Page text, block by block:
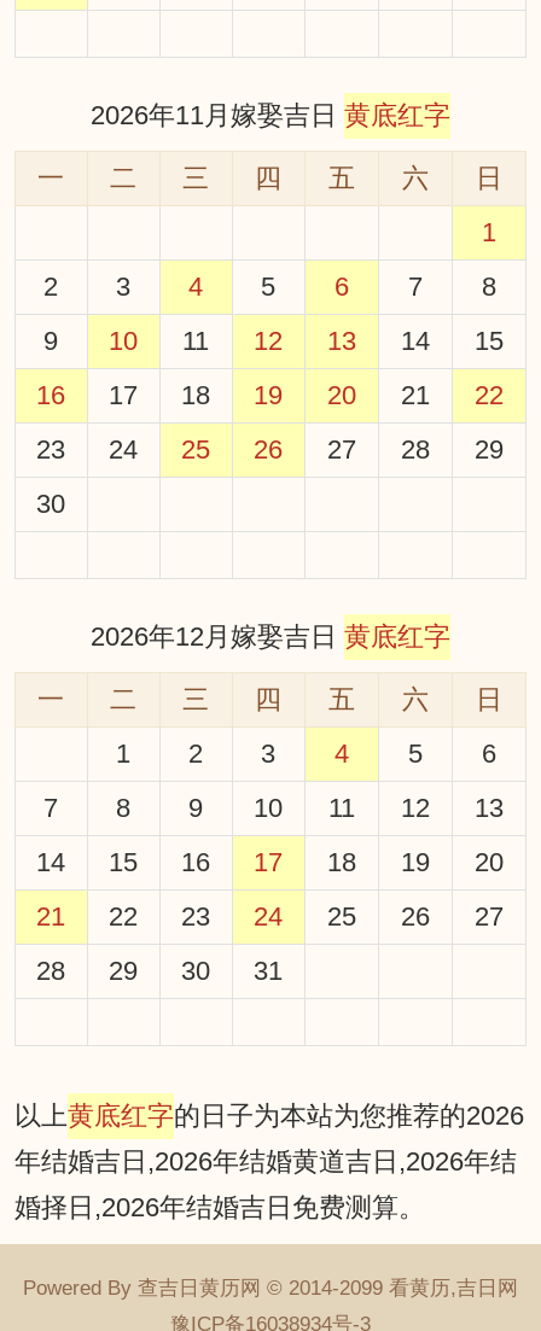
2026年11月嫁娶吉日 黄底红字
一 二 三 四 五 六
日
1
2
3 4 5 6 7
8
9
10 11 12 13 14
15
16
17 18 19 20 21
22
23
24 25 26 27 28
29
30
2026年12月嫁娶吉日 黄底红字
一 二 三 四 五 六
日
1
2 3 4 5
6
7
8 9 10 11 12
13
14
15 16 17 18 19
20
21
22 23 24 25 26
27
28
29 30 31
以上黄底红字的日子为本站为您推荐的2026
年结婚吉日,2026年结婚黄道吉日,2026年结
婚择日,2026年结婚吉日免费测算。
Powered By 查吉日黄历网 © 2014-2099 看黄历,吉日网
豫ICP备16038934号-3